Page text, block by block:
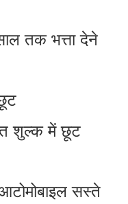
तक भत्ता देने
शुल्‍क में छूट
सस्‍ते